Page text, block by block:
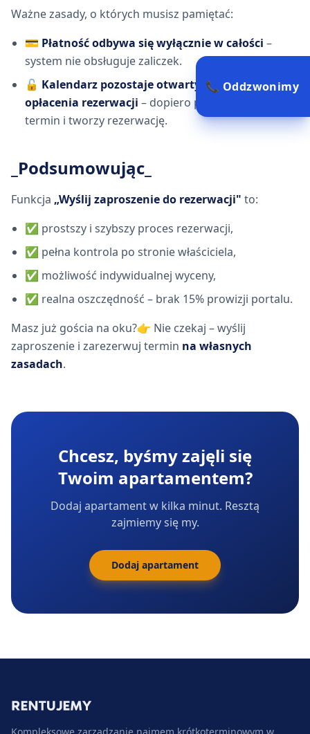
Ważne zasady, o których musisz pamiętać:
💳 Płatność odbywa się wyłącznie w całości –
system nie obsługuje zaliczek.
🔓 Kalendarz pozostaje otwarty do czasu
opłacenia rezerwacji – dopiero płatność blokuje
termin i tworzy rezerwację.
_Podsumowując_
Funkcja „Wyślij zaproszenie do rezerwacji" to:
✅ prostszy i szybszy proces rezerwacji,
✅ pełna kontrola po stronie właściciela,
✅ możliwość indywidualnej wyceny,
✅ realna oszczędność – brak 15% prowizji portalu.
Masz już gościa na oku?👉 Nie czekaj – wyślij
zaproszenie i zarezerwuj termin na własnych
zasadach.
Chcesz, byśmy zajęli się
Twoim apartamentem?
Dodaj apartament w kilka minut. Resztą
zajmiemy się my.
Dodaj apartament
Kompleksowe zarządzanie najmem krótkoterminowym w
📞 Oddzwonimy